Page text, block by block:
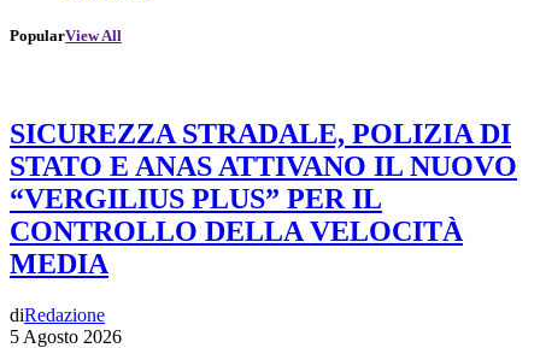
PopularView All
SICUREZZA STRADALE, POLIZIA DI
STATO E ANAS ATTIVANO IL NUOVO
“VERGILIUS PLUS” PER IL
CONTROLLO DELLA VELOCITÀ
MEDIA
diRedazione
5 Agosto 2026